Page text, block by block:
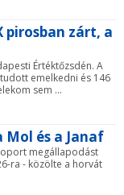
pirosban zárt, a
Értéktőzsdén. A
emelkedni és 146
sem ...
és a Janaf
megállapodást
ra - közölte a horvát